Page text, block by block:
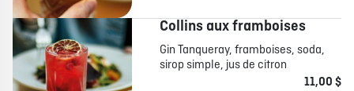
Collins aux framboises
Gin Tanqueray, framboises, soda,
sirop simple, jus de citron
11,00 $